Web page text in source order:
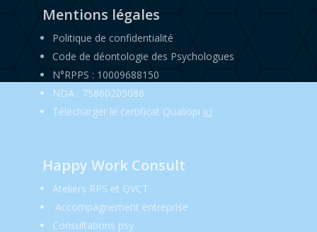
Mentions légales
Politique de confidentialité
Code de déontologie des Psychologues
N°RPPS : 10009688150
NDA : 75860205086
Télécharger le certificat Qualiopi ici
Happy Work Consult
Ateliers RPS et QVCT
Accompagnement entreprise
Consultations psy